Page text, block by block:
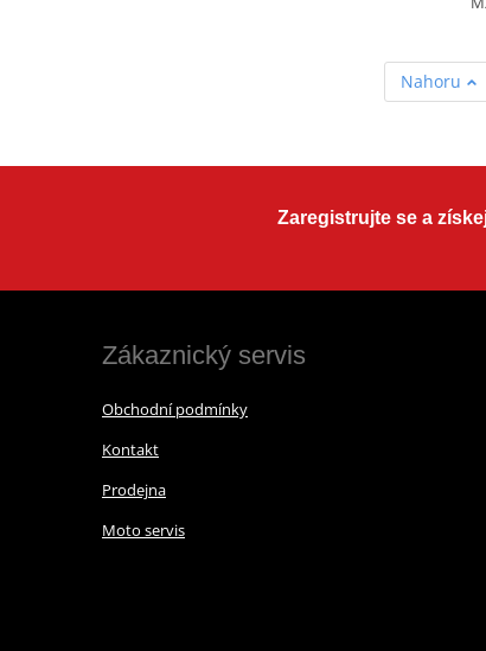
Nahoru
Zaregistrujte se a
Zákaznický servis
Obchodní podmínky
Kontakt
Prodejna
Moto servis